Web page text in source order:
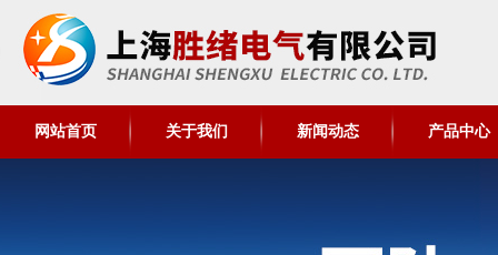
网站首页 关于我们 新闻动态 产品中心